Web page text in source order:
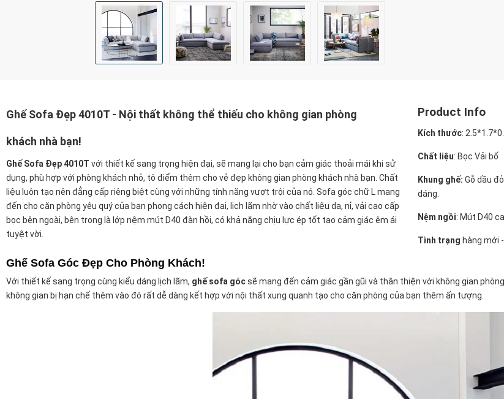
Ghế Sofa Đẹp 4010T - Nội thất không thể thiếu cho không gian phòng
khách nhà bạn!
Ghế Sofa Đẹp 4010T với thiết kế sang trọng hiện đại, sẽ mang lại cho bạn cảm giác thoải mái khi sử
dụng, phù hợp với phòng khách nhỏ, tô điểm thêm cho vẻ đẹp không gian phòng khách nhà bạn. Chất
liệu luôn tạo nên đẳng cấp riêng biệt cùng với những tính năng vượt trội của nó. Sofa góc chữ L mang
đến cho căn phòng yêu quý của bạn phong cách hiện đại, lịch lãm nhờ vào chất liệu da, nỉ, vải cao cấp
bọc bên ngoài, bên trong là lớp nệm mút D40 đàn hồi, có khả năng chịu lực ép tốt tạo cảm giác êm ái
tuyệt vời.
Product Info
Kích thước:
Chất liệu: Bọc Vải bố
Khung ghế: Gỗ dầu
dáng.
Nệm ngồi: Mút D40
Tình trạng hàng mới
Ghế Sofa Góc Đẹp Cho Phòng Khách!
Với thiết kế sang trọng cùng kiểu dáng lịch lãm, ghế sofa gócsẽ mang đến cảm giác gần gũi và thân thiện với không gian
không gian bị hạn chế thêm vào đó rất dễ dàng kết hợp với nội thất xung quanh tạo cho căn phòng của bạn thêm ấn tượng.